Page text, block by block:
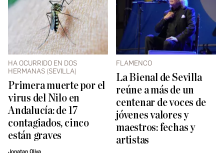
HA OCURRIDO EN DOS
HERMANAS (SEVILLA)
Primera muerte por el
virus del Nilo en
Andalucía: de 17
contagiados, cinco
están graves
FLAMENCO
La Bienal de Sevilla
reúne a más de un
centenar de voces de
jóvenes valores y
maestros: fechas y
artistas